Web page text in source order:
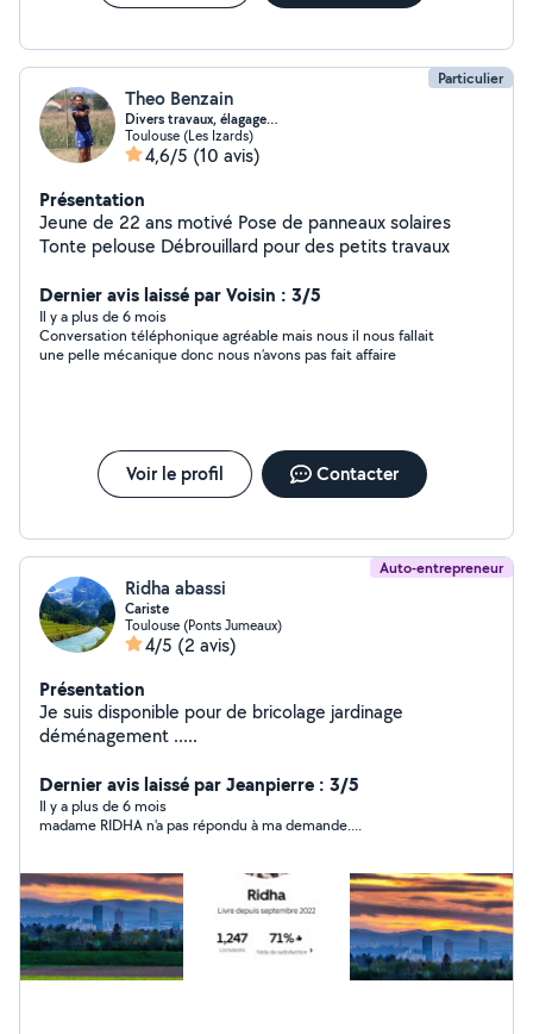
Particulier
Theo Benzain
Divers travaux, élagage…
Toulouse (Les Izards)
4,6/5 (10 avis)
Présentation
Jeune de 22 ans motivé Pose de panneaux solaires
Tonte pelouse Débrouillard pour des petits travaux
Dernier avis laissé par Voisin : 3/5
Il y a plus de 6 mois
Conversation téléphonique agréable mais nous il nous fallait
une pelle mécanique donc nous n’avons pas fait affaire
Voir le profil Contacter
Auto-entrepreneur
Ridha abassi
Cariste
Toulouse (Ponts Jumeaux)
4/5 (2 avis)
Présentation
Je suis disponible pour de bricolage jardinage
déménagement .....
Dernier avis laissé par Jeanpierre : 3/5
Il y a plus de 6 mois
madame RIDHA n'a pas répondu à ma demande....